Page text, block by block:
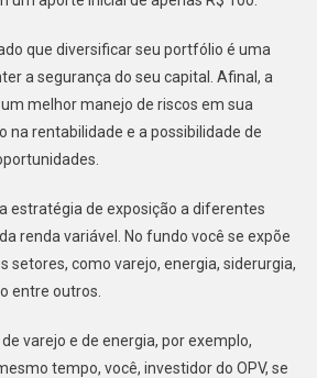
que diversificar seu portfólio é uma
a segurança do seu capital. Afinal, a
melhor manejo de riscos em sua
na rentabilidade e a possibilidade de
estratégia de exposição a diferentes
renda variável. No fundo você se expõe
setores, como varejo, energia, siderurgia,
entre outros.
varejo e de energia, por exemplo,
tempo, você, investidor do OPV, se